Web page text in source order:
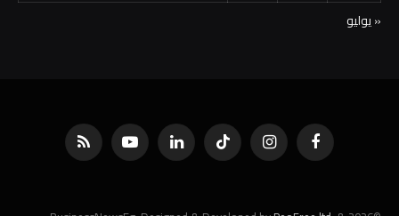
« يوليو
فيسبوك الانستغرامتيكتوك لينكدإن يوتيوب RSS